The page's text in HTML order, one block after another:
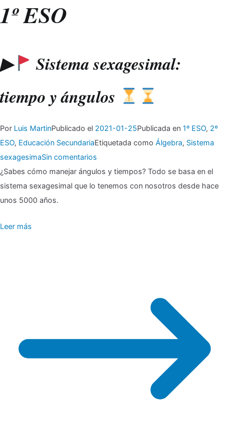
1º ESO
▶
Sistema sexagesimal:
tiempo y ángulos
Por Luis MartinPublicado el 2021-01-25Publicada en 1º ESO, 2º
ESO, Educación SecundariaEtiquetada como Álgebra, Sistema
sexagesimaSin comentarios
▶
¿Sabes cómo manejar ángulos y tiempos? Todo se basa en el
sistema sexagesimal que lo tenemos con nosotros desde hace
unos 5000 años.
Leer más